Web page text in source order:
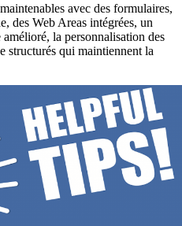
avec des formulaires,
des Web Areas intégrées, un
la personnalisation des
structurés qui maintiennent la